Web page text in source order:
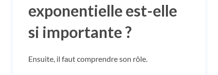
exponentielle est-elle
si importante ?
Ensuite, il faut comprendre son rôle.